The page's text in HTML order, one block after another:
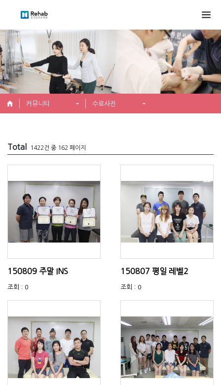
커뮤니티 수료사진
Total 1422건 중 162 페이지
150809 주말 INS
조회 : 0
150807 평일 레벨2
조회 : 0